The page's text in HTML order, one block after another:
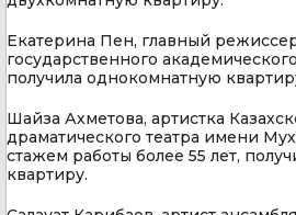
Екатерина Пен, главный
государственного
получила однокомнатную
Шайза Ахметова, артистка
драматического театра имени
стажем работы более 55 лет,
квартиру.